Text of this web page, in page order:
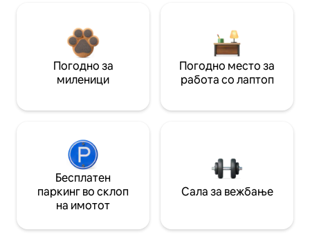
Погодно за
миленици
Погодно место за
работа со лаптоп
Бесплатен
паркинг во склоп
на имотот
Сала за вежбање